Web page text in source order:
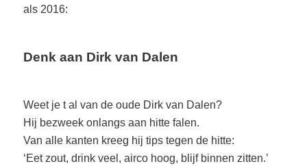
als 2016:
Denk aan Dirk van Dalen
Weet je t al van de oude Dirk van Dalen?
Hij bezweek onlangs aan hitte falen.
Van alle kanten kreeg hij tips tegen de hitte:
‘Eet zout, drink veel, airco hoog, blijf binnen zitten.’